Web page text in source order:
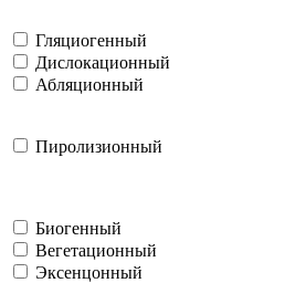
Гляциогенный
Дислокационный
Абляционный
Пиролизионный
Биогенный
Вегетационный
Эксенцонный